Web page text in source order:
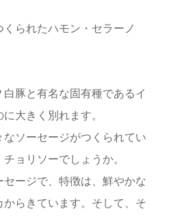
られたハモン・セラーノ
豚と有名な固有種であるイ
大きく別れます。
ソーセージがつくられてい
ョリソーでしょうか。
ージで、特徴は、鮮やかな
らきています。そして、そ